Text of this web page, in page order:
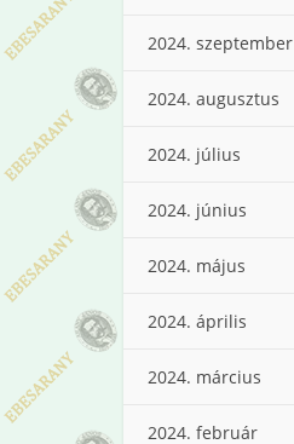
2024. szeptember
2024. augusztus
2024. július
2024. június
2024. május
2024. április
2024. március
2024. február